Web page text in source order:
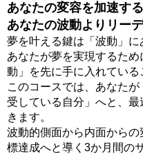
あなたの変容を加速す
あなたの波動よりリー
夢を叶える鍵は「波動」に
あなたが夢を実現するた
動」を先に手に入れている
このコースでは、あなた
受している自分」へと、
きます。
波動的側面から内面から
標達成へと導く3か月間の